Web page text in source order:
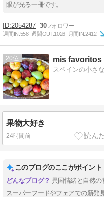
眼が光る一冊です。
2054287 30
週間IN:558 週間OUT:1026 月間IN:2412
20 mis favoritos
スペインの小さ
果物大好き
24時間前
このブログのここがポイント
異国情緒と自然の
スーパーフードやフェアでの新発